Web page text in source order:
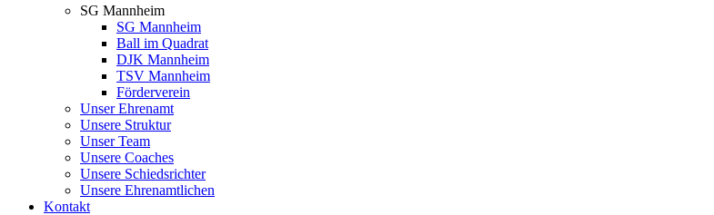
SG Mannheim
SG Mannheim
Ball im Quadrat
DJK Mannheim
TSV Mannheim
Förderverein
Unser Ehrenamt
Unsere Struktur
Unser Team
Unsere Coaches
Unsere Schiedsrichter
Unsere Ehrenamtlichen
Kontakt